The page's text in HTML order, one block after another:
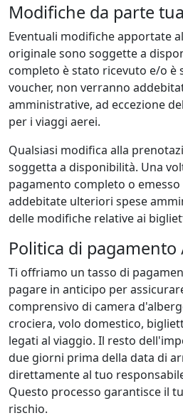
Modifiche da parte tua
Eventuali modifiche apportate
originale sono soggette a
completo è stato ricevuto e/o è
voucher, non verranno
amministrative, ad eccezione
per i viaggi aerei.
Qualsiasi modifica alla
soggetta a disponibilità. Una
pagamento completo o
addebitate ulteriori spese
delle modifiche relative ai
Politica di
Ti offriamo un tasso di
pagare in anticipo per
comprensivo di camera
crociera, volo domestico,
legati al viaggio. Il resto
due giorni prima della data di
direttamente al tuo
Questo processo garantisce il
rischio.